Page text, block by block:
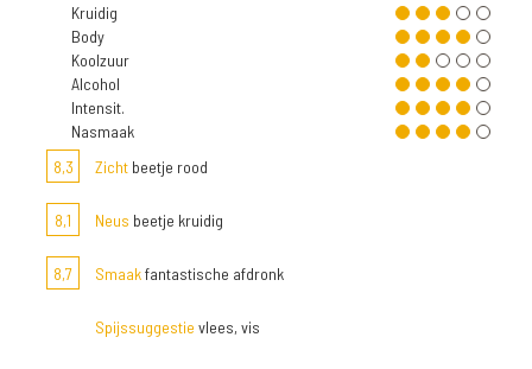
Kruidig
Body
Koolzuur
Alcohol
Intensit.
Nasmaak
8,3
Zicht beetje rood
8,1 Neus beetje kruidig
8,7 Smaakfantastische afdronk
Spijssuggestie vlees, vis